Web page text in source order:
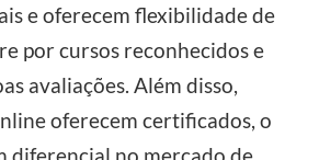
e oferecem flexibilidade de
por cursos reconhecidos e
avaliações. Além disso,
oferecem certificados, o
diferencial no mercado de